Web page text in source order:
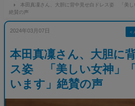
本田真凜さん、大胆に背中見せ白ドレス姿 「美し
絶賛の声
2024年03月07日
本田真凜さん、大胆に
ス姿 「美しい女神」
います」絶賛の声